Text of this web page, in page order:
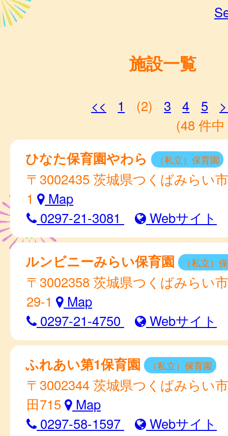
施設一覧
<< 1 (2) 3 4 5
(48 件
ひなた保育園やわら （私立）保育園
〒3002435 茨城県つくばみらい
1
Map
0297-21-3081
Webサイト
ルンビニーみらい保育園 （私立）
〒3002358 茨城県つくばみらい
29-1
Map
0297-21-4750
Webサイト
ふれあい第1保育園 （私立）保育園
〒3002344 茨城県つくばみらい
田715
Map
0297-58-1597
Webサイト